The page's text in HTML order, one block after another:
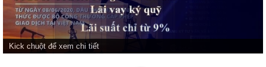
Kick chuột để xem chi tiết